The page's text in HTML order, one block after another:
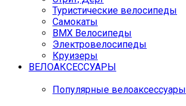
Туристические велосипеды
Самокаты
BMX Велосипеды
Электровелосипеды
Круизеры
ВЕЛОАКСЕССУАРЫ
Популярные велоаксессуары